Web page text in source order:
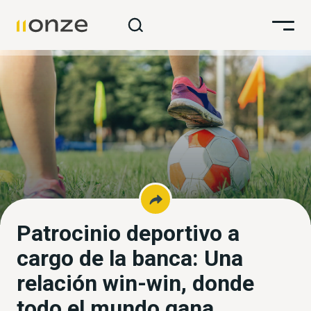
Patrocinio deportivo a
cargo de la banca: Una
relación win-win, donde